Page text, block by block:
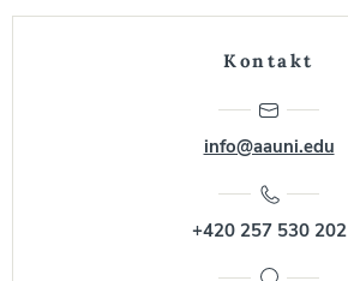
Kontakt
info@aauni.edu
+420 257 530 202